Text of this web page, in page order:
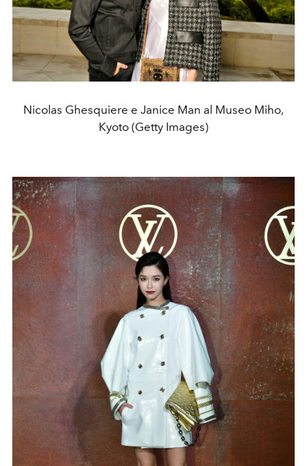
Nicolas Ghesquiere e Janice Man al Museo Miho,
Kyoto (Getty Images)